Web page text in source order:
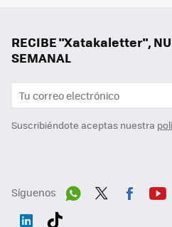
RECIBE "Xatakaletter",
SEMANAL
Suscribiéndote aceptas nuestra
Síguenos